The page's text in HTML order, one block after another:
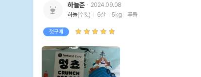
하늘준
2024.09.08
하늘(수컷) 6살 5kg 푸들
첫구매